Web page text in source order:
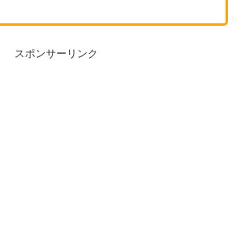
スポンサーリンク